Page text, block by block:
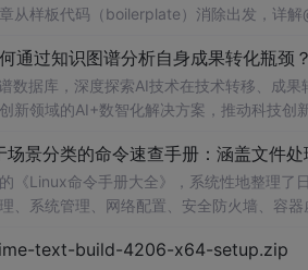
从样板代码（boilerplate）消除出发，详
的PEP 526注解兼容模式，同时介绍
显式定义，最后给出在配置对象、
canankeyy.combtcxxm.com
通过知识图谱分析自身成果转化瓶颈
数据库，深度探索AI技术在技术转移、成
新领域的AI+数智化解决方案，推动科技创
场景分类的命令速查手册：涵盖文件
《Linux命令手册大全》，系统性地整理
、系统管理、网络配置、安全防火墙、容
Linux系统。; 适合人群：具备基本Linux使用经验的开发者、运维工程师和技术
text-build-4206-x64-setup.zip